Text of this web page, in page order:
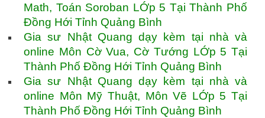
Math, Toán Soroban LỚp 5 Tại Thành Phố
Đồng Hới Tỉnh Quảng Bình
Gia sư Nhật Quang dạy kèm tại nhà và
online Môn Cờ Vua, Cờ Tướng LỚp 5 Tại
Thành Phố Đồng Hới Tỉnh Quảng Bình
Gia sư Nhật Quang dạy kèm tại nhà và
online Môn Mỹ Thuật, Môn Vẽ LỚp 5 Tại
Thành Phố Đồng Hới Tỉnh Quảng Bình